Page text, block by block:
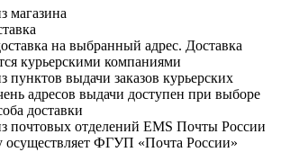
магазина
на выбранный адрес. Доставка
курьерскими компаниями
пунктов выдачи заказов курьерских
адресов выдачи доступен при выборе
доставки
почтовых отделений EMS Почты России
осуществляет ФГУП «Почта России»